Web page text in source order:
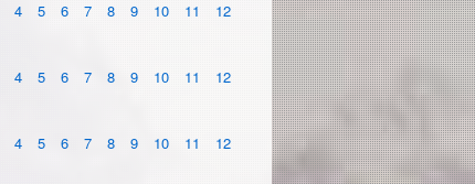
4 5 6 7 8 9 10 11 12
4 5 6 7 8 9 10 11 12
4 5 6 7 8 9 10 11 12